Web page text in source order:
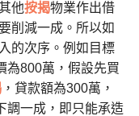
他按揭物業作出借
削減一成。所以如
的次序。例如目標
為800萬，假設先買
，貸款額為300萬，
調一成，即只能承造